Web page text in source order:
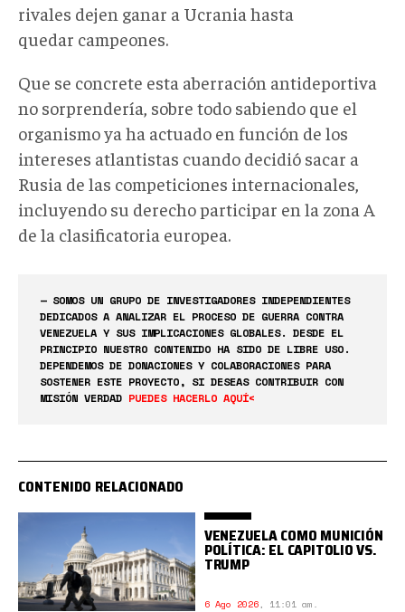
rivales dejen ganar a Ucrania hasta
quedar campeones.
Que se concrete esta aberración antideportiva
no sorprendería, sobre todo sabiendo que el
organismo ya ha actuado en función de los
intereses atlantistas cuando decidió sacar a
Rusia de las competiciones internacionales,
incluyendo su derecho participar en la zona A
de la clasificatoria europea.
— SOMOS UN GRUPO DE INVESTIGADORES INDEPENDIENTES
DEDICADOS A ANALIZAR EL PROCESO DE GUERRA CONTRA
VENEZUELA Y SUS IMPLICACIONES GLOBALES. DESDE EL
PRINCIPIO NUESTRO CONTENIDO HA SIDO DE LIBRE USO.
DEPENDEMOS DE DONACIONES Y COLABORACIONES PARA
SOSTENER ESTE PROYECTO, SI DESEAS CONTRIBUIR CON
MISIÓN VERDAD PUEDES HACERLO AQUÍ<
CONTENIDO RELACIONADO
VENEZUELA COMO MUNICIÓN
POLÍTICA: EL CAPITOLIO VS.
TRUMP
6 Ago 2026, 11:01 am.